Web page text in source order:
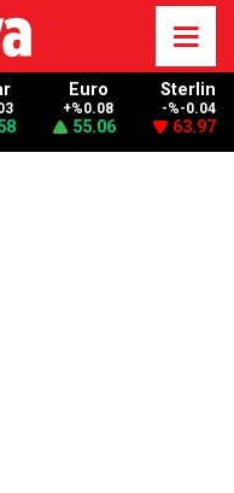
Euro
+%0.08
55.06
Sterlin
-%-0.04
63.97